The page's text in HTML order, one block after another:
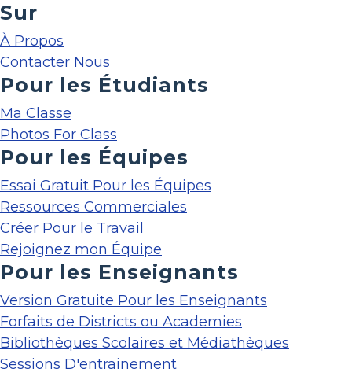
Sur
À Propos
Contacter Nous
Pour les Étudiants
Ma Classe
Photos For Class
Pour les Équipes
Essai Gratuit Pour les Équipes
Ressources Commerciales
Créer Pour le Travail
Rejoignez mon Équipe
Pour les Enseignants
Version Gratuite Pour les Enseignants
Forfaits de Districts ou Academies
Bibliothèques Scolaires et Médiathèques
Sessions D'entrainement